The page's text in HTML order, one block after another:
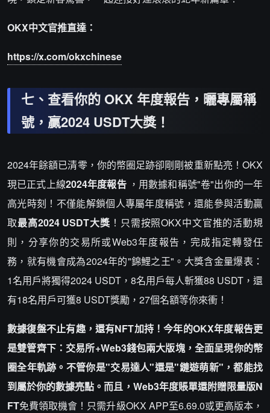
OKX中文官推直達：
https://x.com/okxchinese
七、查看你的 OKX 年度報告，曬專屬稱
號，贏2024 USDT大獎！
2024年餘額已清零，你的幣圈足跡卻剛剛被重新點亮！OKX
現已正式上線2024年度報告，用數據和稱號"卷"出你的一年
高光時刻！不僅能解鎖個人專屬年度稱號，還能參與活動贏
取最高2024 USDT大獎 ！只需按照OKX中文官推的活動規
則，分享你的交易所或Web3年度報告，完成指定轉發任
務，就有機會成為2024年的"錦鯉之王"。大獎含金量爆表：
1名用戶將獨得2024 USDT，8名用戶每人斬獲88 USDT，還
有18名用戶可獲8 USDT獎勵，27個名額等你來衝！
數據復盤不止有趣，還有NFT加持！今年的OKX年度報告更
是雙管齊下：交易所+Web3錢包兩大版塊，全面呈現你的幣
圈全年軌跡。不管你是"交易達人"還是"鏈遊萌新"，都能找
到屬於你的數據亮點。而且，Web3年度賬單還附贈限量版N
FT免費領取機會！只需升級OKX APP至6.69.0或更高版本，